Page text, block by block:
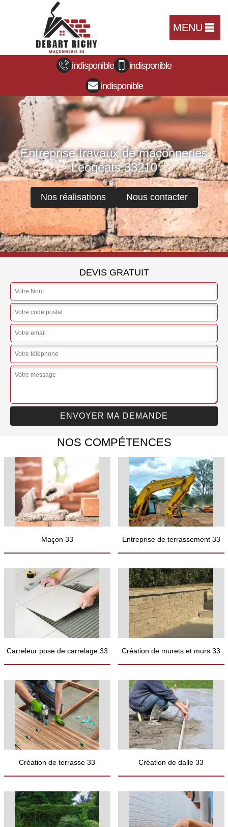
MENU
indisponible
indisponible
indisponible
Entreprise travaux de maçonneries
Leogeats 33210
Nos réalisations Nous contacter
DEVIS GRATUIT
NOS COMPÉTENCES
Maçon 33 Entreprise de terrassement 33
Carreleur pose de carrelage 33 Création de murets et murs 33
Création de terrasse 33 Création de dalle 33